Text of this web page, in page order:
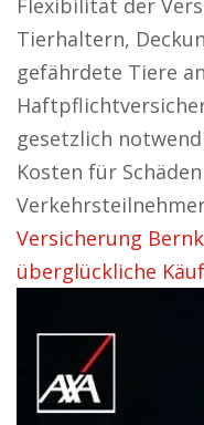
Flexibilität der
Tierhaltern,
gefährdete Tiere
gesetzlich
Kosten für
Versicherung
überglückliche